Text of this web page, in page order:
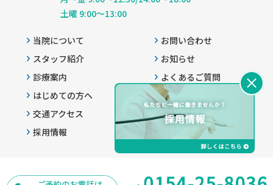
土曜 9:00〜13:00
当院について
スタッフ紹介
診療案内
はじめての方へ
交通アクセス
採用情報
お問い合わせ
お知らせ
よくあるご質問
プライバシーポリシー
患者様へのご案内
サイトマップ
© 2021 NAKAMURA DENTAL CLINIC . All Rights Reserved.